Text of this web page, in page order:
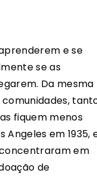
e se
se as
Da mesma
fiquem menos
em 1935,
em
de